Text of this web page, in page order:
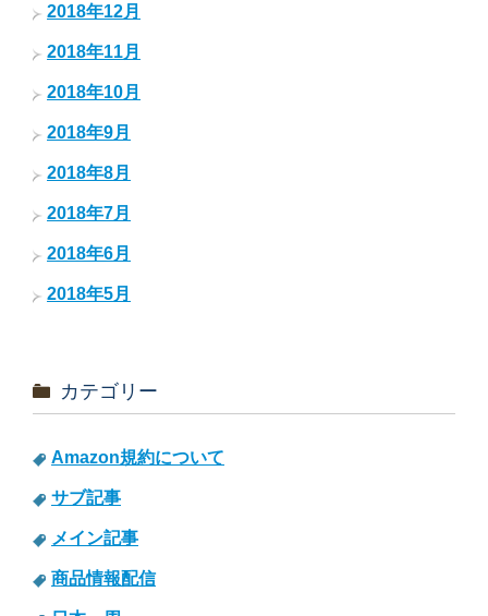
2018年12月
2018年11月
2018年10月
2018年9月
2018年8月
2018年7月
2018年6月
2018年5月
カテゴリー
Amazon規約について
サブ記事
メイン記事
商品情報配信